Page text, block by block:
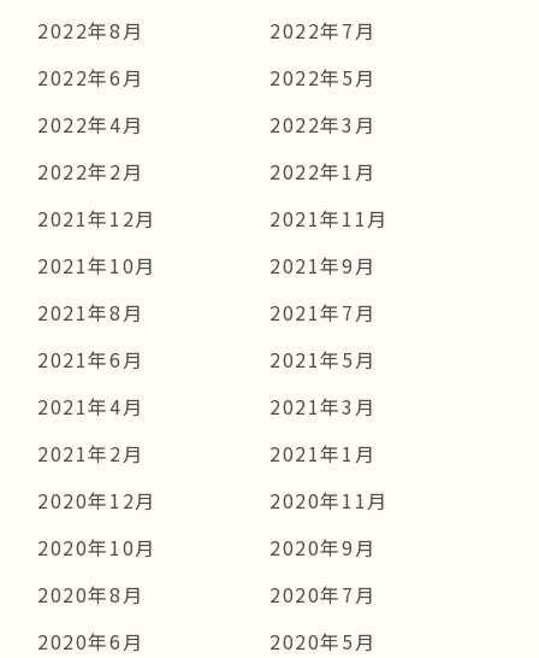
2022年8月
2022年7月
2022年6月
2022年5月
2022年4月
2022年3月
2022年2月
2022年1月
2021年12月
2021年11月
2021年10月
2021年9月
2021年8月
2021年7月
2021年6月
2021年5月
2021年4月
2021年3月
2021年2月
2021年1月
2020年12月
2020年11月
2020年10月
2020年9月
2020年8月
2020年7月
2020年6月
2020年5月